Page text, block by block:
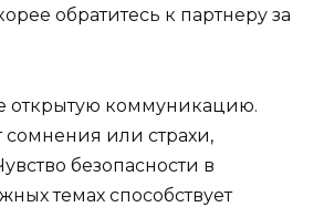
обратитесь к партнеру за
открытую коммуникацию.
сомнения или страхи,
безопасности в
темах способствует